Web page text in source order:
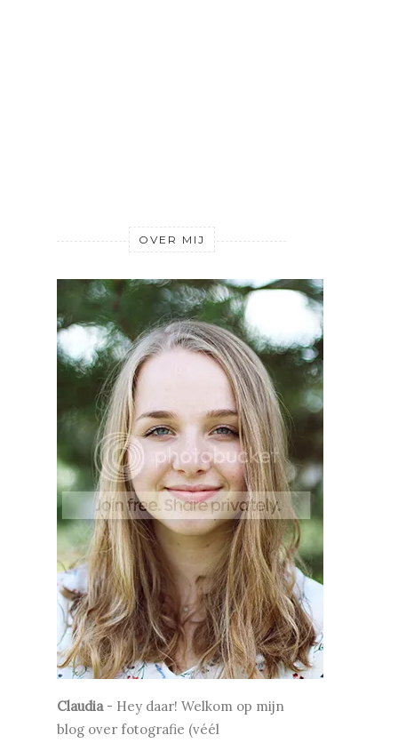
OVER MIJ
Claudia- Hey daar! Welkom op mijn
blog over fotografie (véél